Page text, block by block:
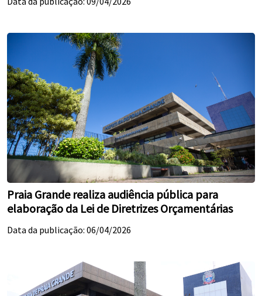
Praia Grande realiza audiência pública para
elaboração da Lei de Diretrizes Orçamentárias
Data da publicação: 06/04/2026